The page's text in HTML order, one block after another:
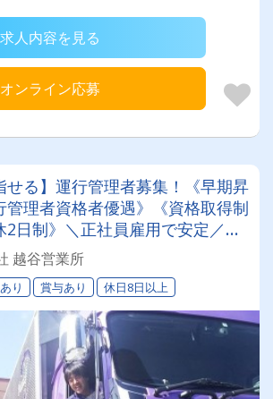
求人内容を見る
オンライン応募
せる】運行管理者募集！《早期昇
管理者資格者優遇》《資格取得制
2日制》＼正社員雇用で安定／運
験がある方、求ム！
越谷営業所
り 賞与あり 休日8日以上